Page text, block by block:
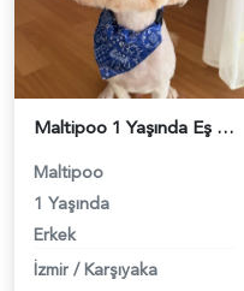
Maltipoo 1 Yaşında Eş Arıyor - 118984669
Maltipoo
1 Yaşında
Erkek
İzmir / Karşıyaka